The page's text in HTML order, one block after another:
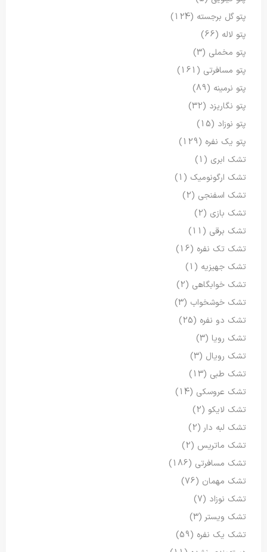
پتو گل برجسته (124)
پتو لاله (66)
پتو مخملی (3)
پتو مسافرتی (161)
پتو نرمینه (89)
پتو نگاریزد (32)
پتو نوزاد (15)
پتو یک نفره (129)
تشک ابری (1)
تشک ارگونومیک (1)
تشک اسفنجی (2)
تشک بازی (2)
تشک برقی (11)
تشک تک نفره (16)
تشک جهیزیه (1)
تشک خوابگاهی (2)
تشک خوشخواب (3)
تشک دو نفره (25)
تشک رویا (3)
تشک رویال (3)
تشک طبی (13)
تشک عروسکی (14)
تشک لایکو (2)
تشک لبه دار (2)
تشک ماتریس (2)
تشک مسافرتی (186)
تشک مهمان (76)
تشک نوزاد (7)
تشک ویستر (3)
تشک یک نفره (59)